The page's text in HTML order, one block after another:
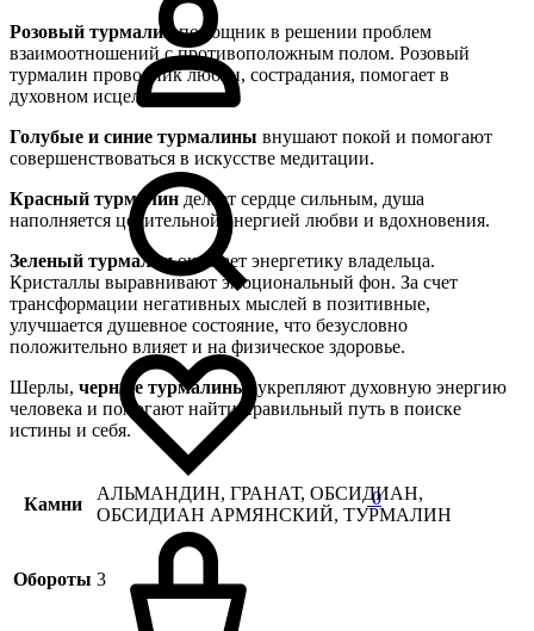
0
Розовый турмалин помощник в решении проблем
взаимоотношений с противоположным полом. Розовый
турмалин проводник любви, сострадания, помогает в
духовном исцелении.
Голубые и синие турмалины внушают покой и помогают
совершенствоваться в искусстве медитации.
Красный турмалин делает сердце сильным, душа
наполняется целительной энергией любви и вдохновения.
Зеленый турмалиночищает энергетику владельца.
Кристаллы выравнивают эмоциональный фон. За счет
трансформации негативных мыслей в позитивные,
улучшается душевное состояние, что безусловно
положительно влияет и на физическое здоровье.
Шерлы, черные турмалины , укрепляют духовную энергию
человека и помогают найти правильный путь в поиске
истины и себя.
Камни
АЛЬМАНДИН, ГРАНАТ, ОБСИДИАН,
ОБСИДИАН АРМЯНСКИЙ, ТУРМАЛИН
Обороты 3